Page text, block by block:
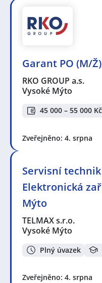
Garant PO (M/Ž)
RKO GROUP a.s.
Vysoké Mýto
45 000 – 55 000 Kč
Zveřejněno: 4. srpna
Servisní
Elektronická
Mýto
TELMAX s.r.o.
Vysoké Mýto
Plný úvazek
Zveřejněno: 4. srpna